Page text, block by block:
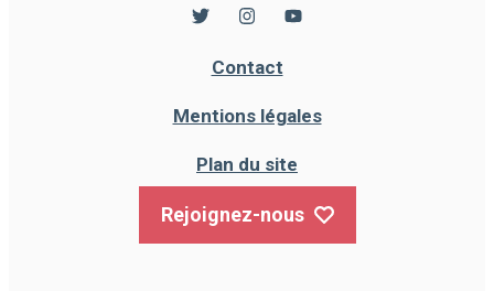
Contact
Mentions légales
Plan du site
Rejoignez-nous